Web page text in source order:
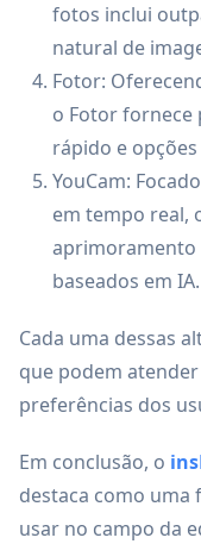
fotos inclui
natural de
Fotor:
o Fotor fornece
rápido e
YouCam:
em tempo real,
aprimoramento
baseados em IA.
Cada uma dessas
que podem
preferências dos
Em conclusão, o
destaca como uma
usar no campo da